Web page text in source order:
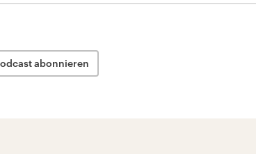
abonnieren